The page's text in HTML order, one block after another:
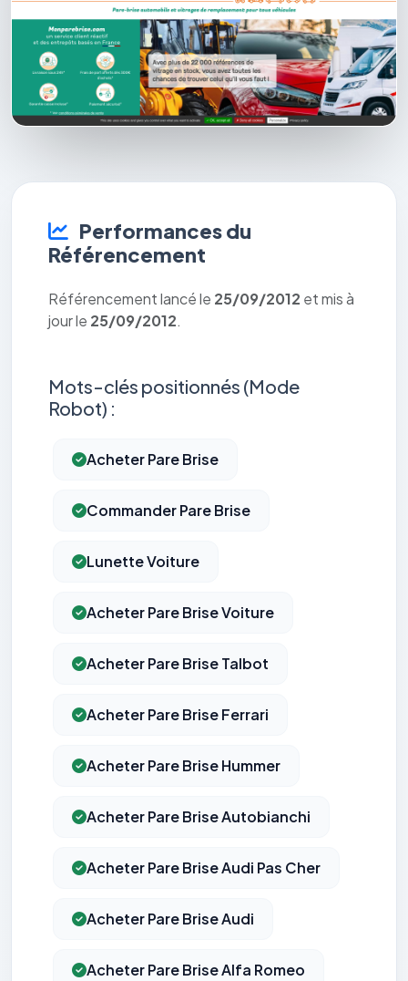
Performances du
Référencement
Référencement lancé le 25/09/2012 et mis à
jour le 25/09/2012.
Mots-clés positionnés (Mode
Robot) :
Acheter Pare Brise
Commander Pare Brise
Lunette Voiture
Acheter Pare Brise Voiture
Acheter Pare Brise Talbot
Acheter Pare Brise Ferrari
Acheter Pare Brise Hummer
Acheter Pare Brise Autobianchi
Acheter Pare Brise Audi Pas Cher
Acheter Pare Brise Audi
Acheter Pare Brise Alfa Romeo